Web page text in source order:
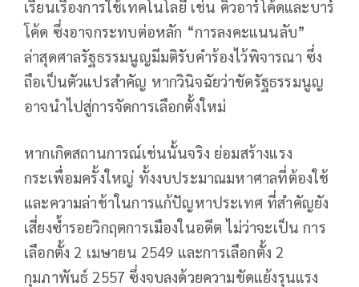
เรียนเรื่องการใช้เทคโนโลยี เช่น คิวอาร์โค้ดและบาร์
โค้ด ซึ่งอาจกระทบต่อหลัก “การลงคะแนนลับ”
ล่าสุดศาลรัฐธรรมนูญมีมติรับคำร้องไว้พิจารณา ซึ่ง
ถือเป็นตัวแปรสำคัญ หากวินิจฉัยว่าขัดรัฐธรรมนูญ
อาจนำไปสู่การจัดการเลือกตั้งใหม่
หากเกิดสถานการณ์เช่นนั้นจริง ย่อมสร้างแรง
กระเพื่อมครั้งใหญ่ ทั้งงบประมาณมหาศาลที่ต้องใช้
และความล่าช้าในการแก้ปัญหาประเทศ ที่สำคัญยัง
เสี่ยงซ้ำรอยวิกฤตการเมืองในอดีต ไม่ว่าจะเป็น การ
เลือกตั้ง 2 เมษายน 2549 และการเลือกตั้ง 2
กุมภาพันธ์ 2557 ซึ่งจบลงด้วยความขัดแย้งรุนแรง